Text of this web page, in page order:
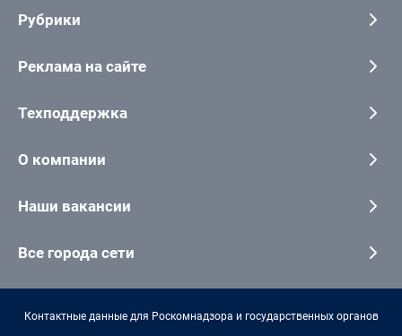
Рубрики
Реклама на сайте
Техподдержка
О компании
Наши вакансии
Все города сети
Контактные данные для Роскомнадзора и государственных органов